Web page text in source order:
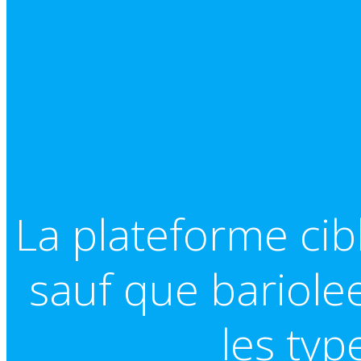
La plateforme
sauf que
les